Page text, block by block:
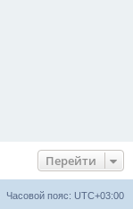
Перейти
Часовой пояс: UTC+03:00